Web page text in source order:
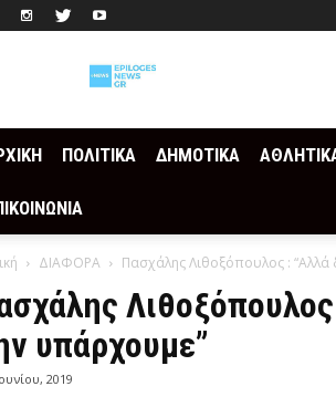
ΠΟΛΙΤΙΚΑ ΔΗΜΟΤΙΚΑ
ΔΙΑΦΟΡΑ Πασχάλης Λιθοξόπουλος :
υπάρχουμε”
2019